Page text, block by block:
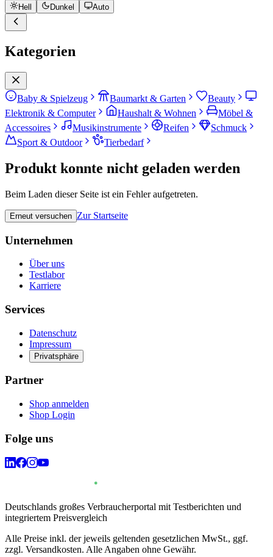
Hell Dunkel Auto
Kategorien
Baby & Spielzeug Baumarkt & Garten
Beauty
Elektronik & Computer
Haushalt & Wohnen
Möbel &
Accessoires
Musikinstrumente Reifen
Schmuck
Sport & Outdoor
Tierbedarf
Produkt konnte nicht geladen werden
Beim Laden dieser Seite ist ein Fehler aufgetreten.
Erneut versuchen Zur Startseite
Unternehmen
Über uns
Testlabor
Karriere
Services
Datenschutz
Impressum
Privatsphäre
Partner
Shop anmelden
Shop Login
Folge uns
Deutschlands großes Verbraucherportal mit Testberichten und
integriertem Preisvergleich
Alle Preise inkl. der jeweils geltenden gesetzlichen MwSt., ggf.
zzgl. Versandkosten. Alle Angaben ohne Gewähr.